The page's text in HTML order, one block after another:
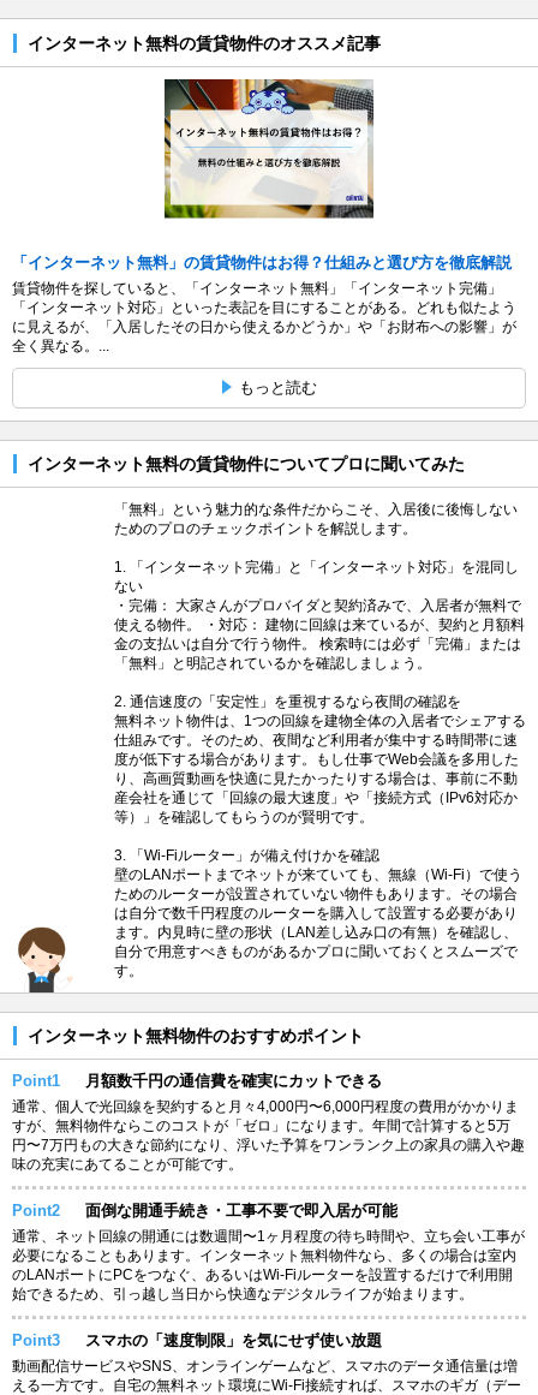
インターネット無料の賃貸物件のオススメ記事
「インターネット無料」の賃貸物件はお得？仕組みと選び方を徹底解説
賃貸物件を探していると、「インターネット無料」「インターネット完備」
「インターネット対応」といった表記を目にすることがある。どれも似たよう
に見えるが、「入居したその日から使えるかどうか」や「お財布への影響」が
全く異なる。...
もっと読む
インターネット無料の賃貸物件についてプロに聞いてみた
「無料」という魅力的な条件だからこそ、入居後に後悔しない
ためのプロのチェックポイントを解説します。
1. 「インターネット完備」と「インターネット対応」を混同し
ない
・完備： 大家さんがプロバイダと契約済みで、入居者が無料で
使える物件。 ・対応： 建物に回線は来ているが、契約と月額料
金の支払いは自分で行う物件。 検索時には必ず「完備」または
「無料」と明記されているかを確認しましょう。
2. 通信速度の「安定性」を重視するなら夜間の確認を
無料ネット物件は、1つの回線を建物全体の入居者でシェアする
仕組みです。そのため、夜間など利用者が集中する時間帯に速
度が低下する場合があります。もし仕事でWeb会議を多用した
り、高画質動画を快適に見たかったりする場合は、事前に不動
産会社を通じて「回線の最大速度」や「接続方式（IPv6対応か
等）」を確認してもらうのが賢明です。
3. 「Wi-Fiルーター」が備え付けかを確認
壁のLANポートまでネットが来ていても、無線（Wi-Fi）で使う
ためのルーターが設置されていない物件もあります。その場合
は自分で数千円程度のルーターを購入して設置する必要があり
ます。内見時に壁の形状（LAN差し込み口の有無）を確認し、
自分で用意すべきものがあるかプロに聞いておくとスムーズで
す。
インターネット無料物件のおすすめポイント
Point1 月額数千円の通信費を確実にカットできる
通常、個人で光回線を契約すると月々4,000円〜6,000円程度の費用がかかりま
すが、無料物件ならこのコストが「ゼロ」になります。年間で計算すると5万
円〜7万円もの大きな節約になり、浮いた予算をワンランク上の家具の購入や趣
味の充実にあてることが可能です。
Point2 面倒な開通手続き・工事不要で即入居が可能
通常、ネット回線の開通には数週間〜1ヶ月程度の待ち時間や、立ち会い工事が
必要になることもあります。インターネット無料物件なら、多くの場合は室内
のLANポートにPCをつなぐ、あるいはWi-Fiルーターを設置するだけで利用開
始できるため、引っ越し当日から快適なデジタルライフが始まります。
Point3 スマホの「速度制限」を気にせず使い放題
動画配信サービスやSNS、オンラインゲームなど、スマホのデータ通信量は増
える一方です。自宅の無料ネット環境にWi-Fi接続すれば、スマホのギガ（デー